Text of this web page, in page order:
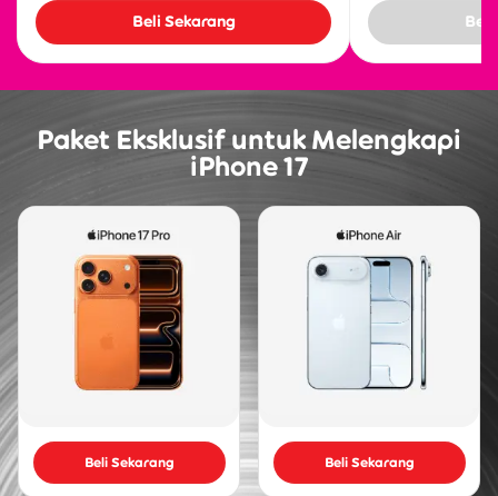
Beli Sekarang Beli
Paket Eksklusif untuk Melengkapi
iPhone 17
Beli Sekarang Beli Sekarang